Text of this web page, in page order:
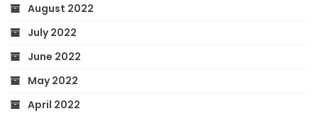
August 2022
July 2022
June 2022
May 2022
April 2022